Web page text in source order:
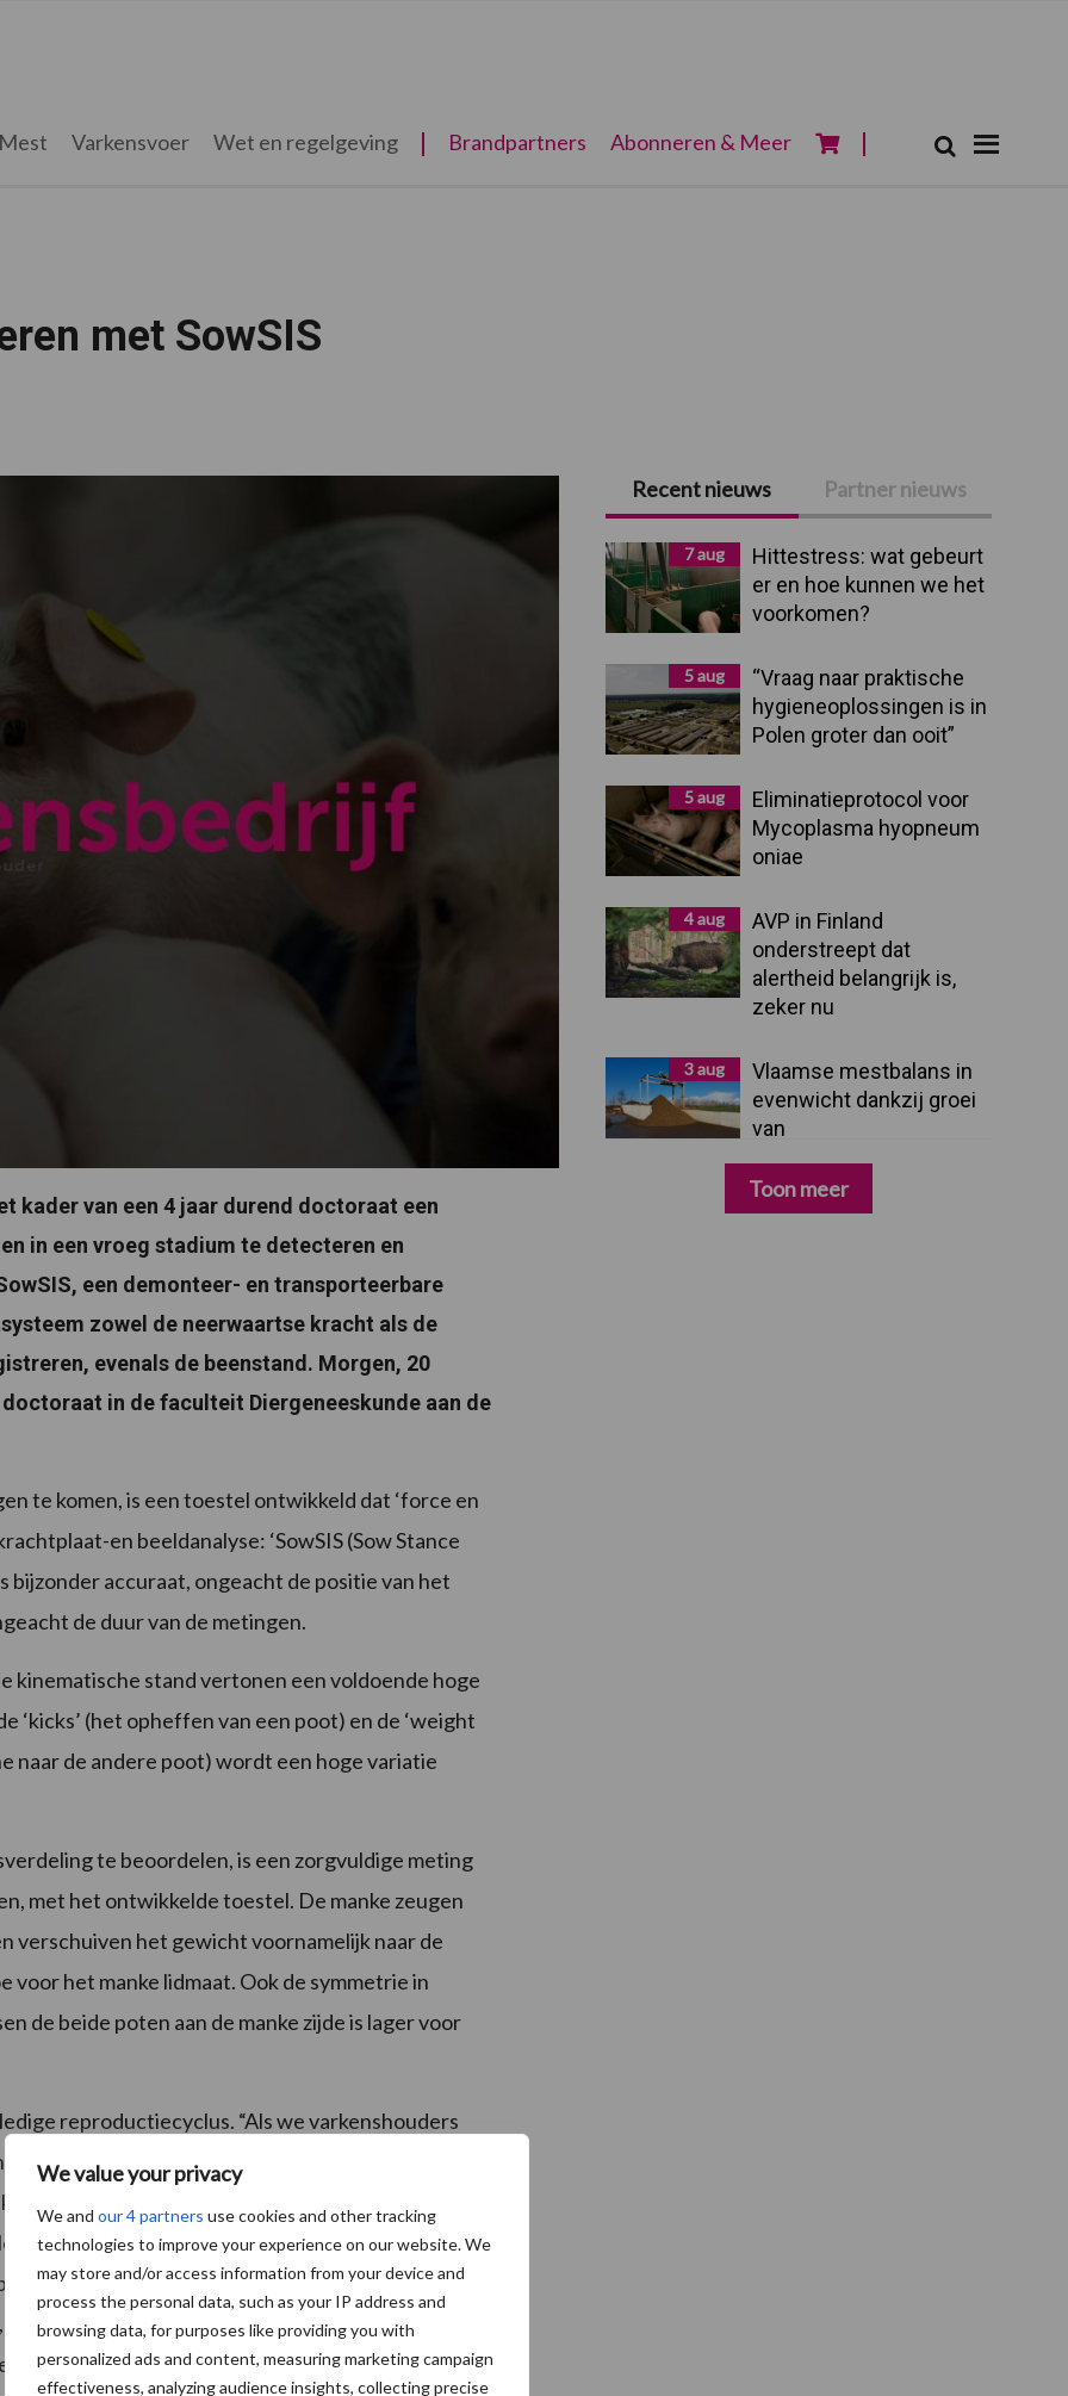
We value your privacy
We and our 4 partners use cookies and other tracking
technologies to improve your experience on our website. We
may store and/or access information from your device and
process the personal data, such as your IP address and
browsing data, for purposes like providing you with
personalized ads and content, measuring marketing campaign
effectiveness, analyzing audience insights, collecting precise
Mest Varkensvoer Wet en regelgeving Brandpartners Abonneren & Meer Zoek
met SowSIS
kader van een 4 jaar durend doctoraat een
in een vroeg stadium te detecteren en
een demonteer- en transporteerbare
zowel de neerwaartse kracht als de
evenals de beenstand. Morgen, 20
in de faculteit Diergeneeskunde aan de
te komen, is een toestel ontwikkeld dat ‘force en
en beeldanalyse: ‘SowSIS (Sow Stance
bijzonder accuraat, ongeacht de positie van het
de duur van de metingen.
kinematische stand vertonen een voldoende hoge
‘kicks’ (het opheffen van een poot) en de ‘weight
naar de andere poot) wordt een hoge variatie
te beoordelen, is een zorgvuldige meting
met het ontwikkelde toestel. De manke zeugen
verschuiven het gewicht voornamelijk naar de
het manke lidmaat. Ook de symmetrie in
de beide poten aan de manke zijde is lager voor
reproductiecyclus. “Als we varkenshouders
te sporen en de aandoeningen sneller aan te
gevolgen er voor het bedrijf en voor het dier
kreupelheid rechtstreeks invloed op de
gevonden tussen kreupelheid en het spenen-
of abortus. In de worpgegevens is wel een
heeft een effect op (de hogere) aanwezigheid
Primaire
Sidebar
Recent nieuws Partner nieuws
7 aug
Hittestress: wat gebeurt
er en hoe kunnen we het
voorkomen?
5 aug
“Vraag naar praktische
hygieneoplossingen is in
Polen groter dan ooit”
5 aug
Eliminatieprotocol voor
Mycoplasma hyopneum
oniae
4 aug
AVP in Finland
onderstreept dat
alertheid belangrijk is,
zeker nu
3 aug
Vlaamse mestbalans in
evenwicht dankzij groei
van
verwerkingscapaciteit
Toon meer